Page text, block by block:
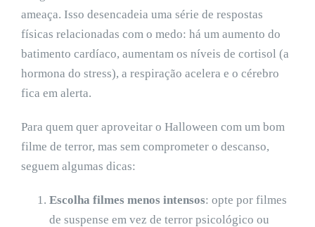
ameaça. Isso desencadeia uma série de respostas
físicas relacionadas com o medo: há um aumento do
batimento cardíaco, aumentam os níveis de cortisol (a
hormona do stress), a respiração acelera e o cérebro
fica em alerta.
Para quem quer aproveitar o Halloween com um bom
filme de terror, mas sem comprometer o descanso,
seguem algumas dicas:
Escolha filmes menos intensos: opte por filmes
de suspense em vez de terror psicológico ou